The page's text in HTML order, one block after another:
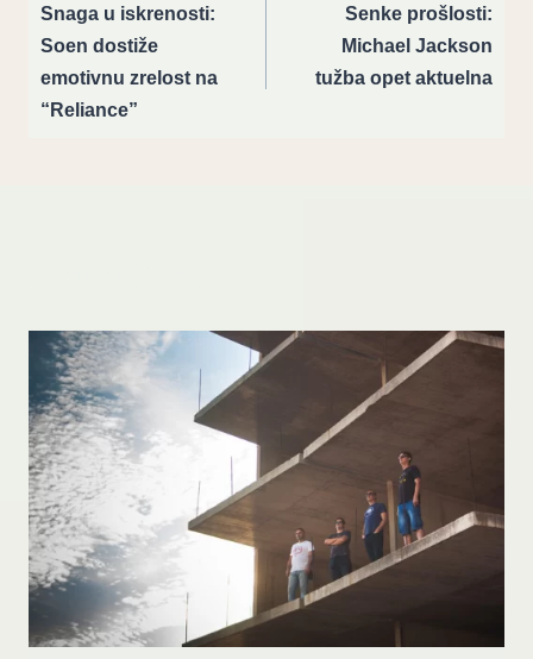
navigation
Snaga u iskrenosti:
Soen dostiže
emotivnu zrelost na
“Reliance”
Senke prošlosti:
Michael Jackson
tužba opet aktuelna